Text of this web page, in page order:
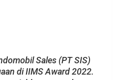
Sales (PT SIS)
di IIMS Award 2022.